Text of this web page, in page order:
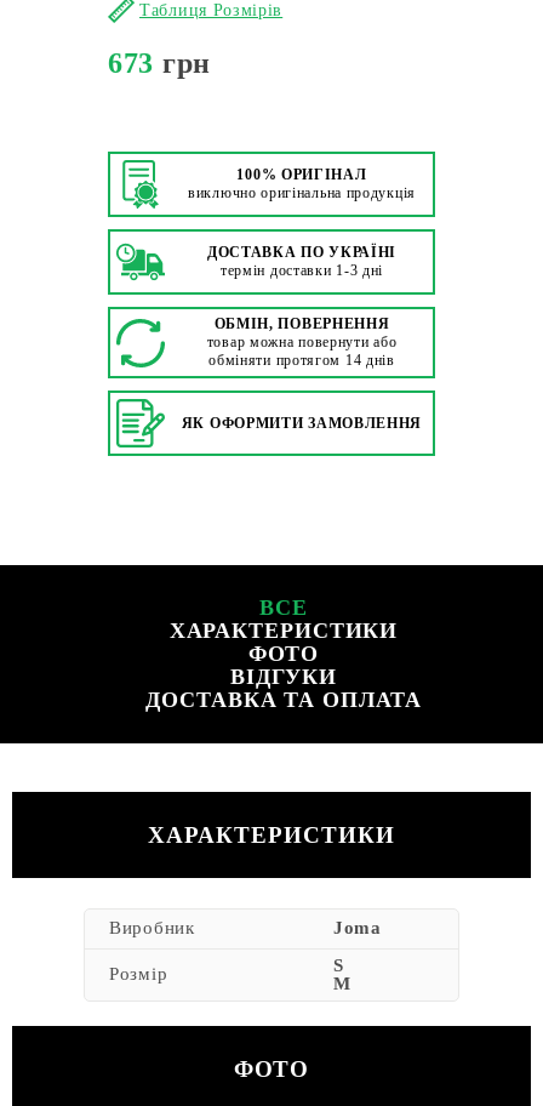
Таблиця Розмірів
673 грн
100% ОРИГІНАЛ
виключно оригінальна продукція
ДОСТАВКА ПО УКРАЇНІ
термін доставки 1-3 дні
ОБМІН, ПОВЕРНЕННЯ
товар можна повернути або
обміняти протягом 14 днів
ЯК ОФОРМИТИ ЗАМОВЛЕННЯ
ВСЕ
ХАРАКТЕРИСТИКИ
ФОТО
ВІДГУКИ
ДОСТАВКА ТА ОПЛАТА
ХАРАКТЕРИСТИКИ
Виробник Joma
Розмір
S
M
ФОТО